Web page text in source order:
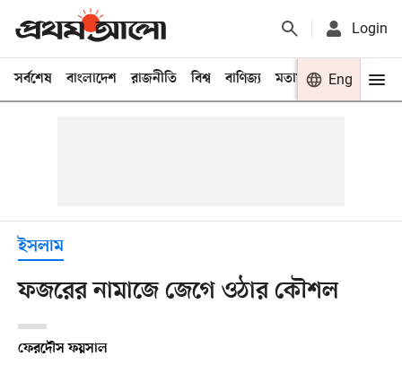
Login
সর্বশেষ বাংলাদেশ রাজনীতি বিশ্ব বাণিজ্য মতামত খেলা
Eng
ইসলাম
ফজরের নামাজে জেগে ওঠার কৌশল
ফেরদৌস ফয়সাল